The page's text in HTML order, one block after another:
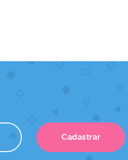
Cadastrar